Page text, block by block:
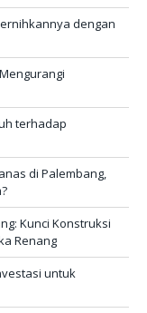
dengan
terhadap
di Palembang,
Kunci Konstruksi
Renang
untuk